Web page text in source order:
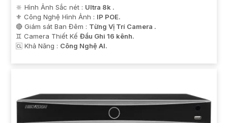
🔆 Hình Ảnh Sắc nét : Ultra 8k .
⚜️ Công Nghệ Hình Ảnh : IP POE.
🔴 Giám sát Ban Đêm : Từng Vị Trí Camera .
♊ Camera Thiết Kế Đầu Ghi 16 kênh.
️🆑 Khả Năng : Công Nghệ AI.